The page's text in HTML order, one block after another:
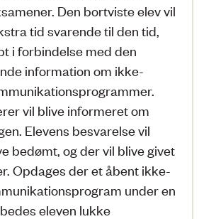
Den bortviste elev vil
tid svarende til den tid,
i forbindelse med den
information om ikke-
vil blive informeret om
Elevens besvarelse vil
bedømt, og der vil blive givet
Opdages der et åbent ikke-
under en
eleven lukke